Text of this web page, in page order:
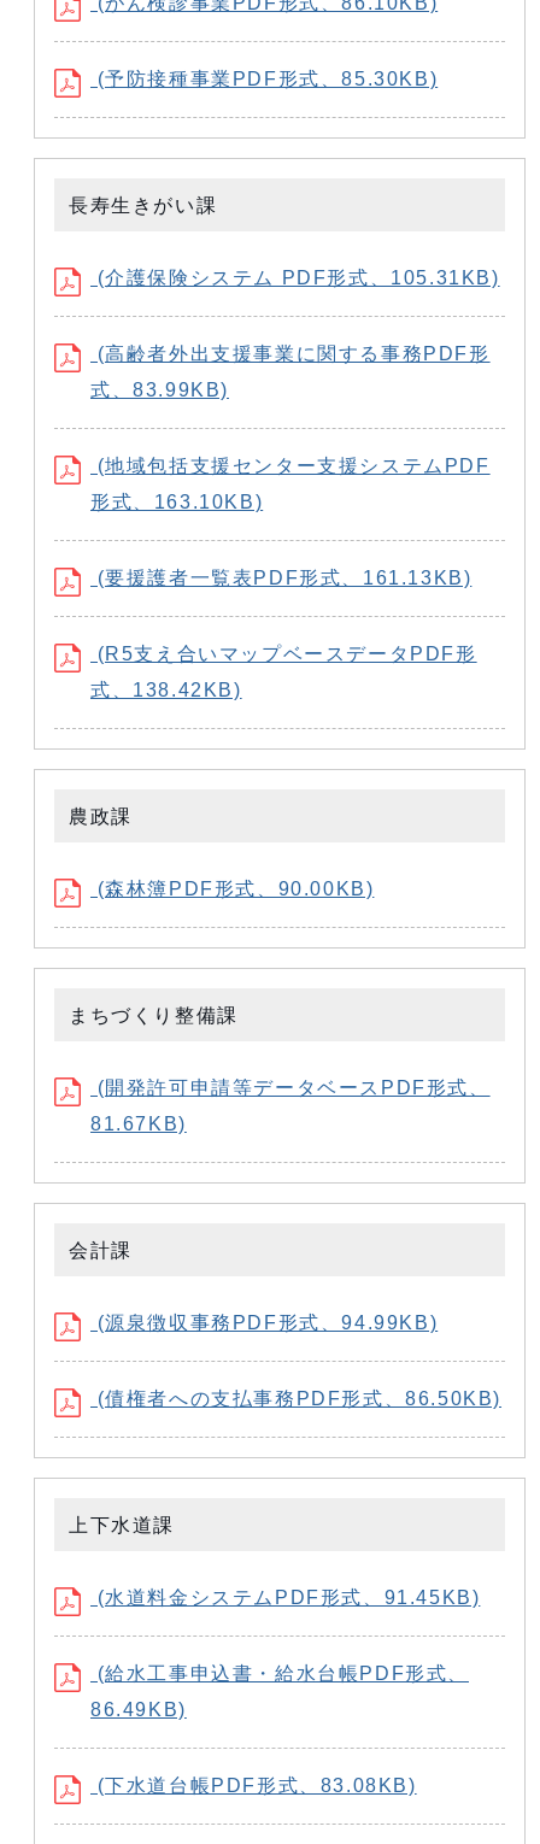
(予防接種事業PDF形式、85.30KB)
長寿生きがい課
(介護保険システム PDF形式、105.31KB)
(高齢者外出支援事業に関する事務PDF形
式、83.99KB)
(地域包括支援センター支援システムPDF
形式、163.10KB)
(要援護者一覧表PDF形式、161.13KB)
(R5支え合いマップベースデータPDF形
式、138.42KB)
農政課
(森林簿PDF形式、90.00KB)
まちづくり整備課
(開発許可申請等データベースPDF形式、
81.67KB)
会計課
(源泉徴収事務PDF形式、94.99KB)
(債権者への支払事務PDF形式、86.50KB)
上下水道課
(水道料金システムPDF形式、91.45KB)
(給水工事申込書・給水台帳PDF形式、
86.49KB)
(下水道台帳PDF形式、83.08KB)